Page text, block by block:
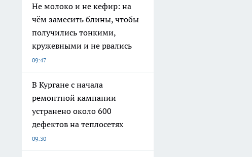
Не молоко и не кефир: на
чём замесить блины, чтобы
получились тонкими,
кружевными и не рвались
09:47
В Кургане с начала
ремонтной кампании
устранено около 600
дефектов на теплосетях
09:30